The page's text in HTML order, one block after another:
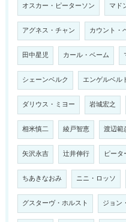
オスカー・ピーターソン マド
アグネス・チャン カウント・
田中星児 カール・ベーム
シェーンベルク エンゲルベル
ダリウス・ミヨー 岩城宏之
相米慎二 綾戸智恵 渡辺範
矢沢永吉 辻井伸行 ピー
ちあきなおみ ニニ・ロッソ
グスターヴ・ホルスト ジョン